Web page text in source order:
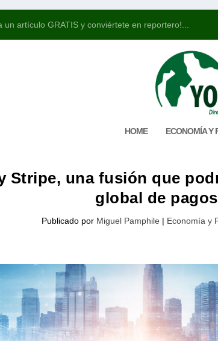
un artículo GRATIS y conviértete en reportero!...
HOME ECONOMÍA Y
Stripe, una fusión que
global de pagos
Publicado por Miguel Pamphile | Economía y